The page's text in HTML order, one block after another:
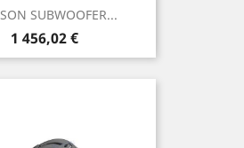
SUBWOOFER...
Prix
1 456,02 €